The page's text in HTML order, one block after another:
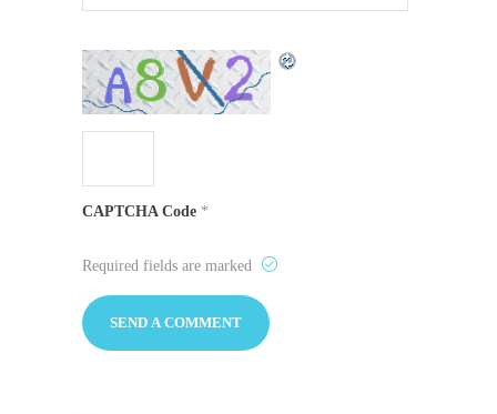
CAPTCHA Code *
Required fields are marked